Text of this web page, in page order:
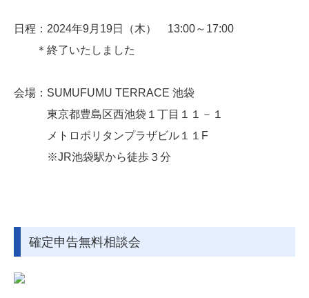
日程：2024年9月19日（木） 13:00～17:00
＊終了いたしました
会場：SUMUFUMU TERRACE 池袋
東京都豊島区西池袋１丁目１１－１
メトロポリタンプラザビル１１F
※JR池袋駅から徒歩３分
確定申告無料相談会